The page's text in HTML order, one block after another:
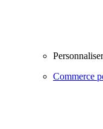
Commerce